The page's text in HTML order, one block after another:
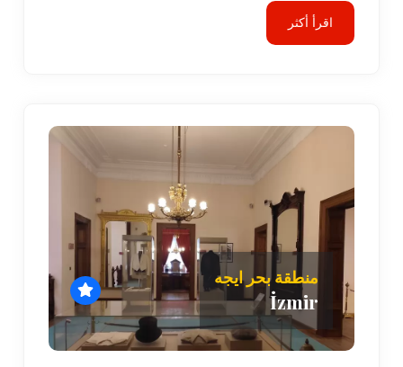
اقرأ أكثر
منطقة بحر ايجه
İzmir